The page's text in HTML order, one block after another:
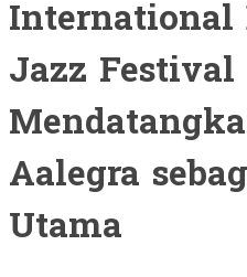
International
Jazz Festival
Aalegra
Utama